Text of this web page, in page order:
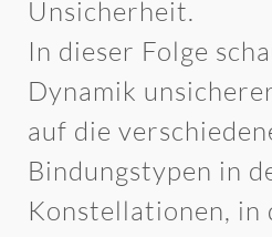
Unsicherheit.
In dieser Folge
Dynamik
auf die
Bindungstypen in
Konstellationen, in